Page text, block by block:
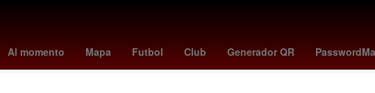
Al momento Mapa Futbol Club Generador QR
Miguel Hidalgo y Costilla Raúl Alpizar Pedro Sicard Edmundo Jacobo
Global por un aborto legal y seguro
Google Earth